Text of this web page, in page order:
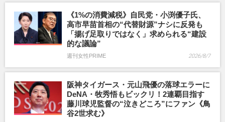
《1%の消費減税》自民党・小渕優子氏、
高市早苗首相の“代替財源”ナシに反発も
「揚げ足取りではなく」求められる“建設
的な議論”
週刊女性PRIME 2026/8/7
阪神タイガース・元山飛優の落球エラーに
DeNA・牧秀悟もビックリ！2連覇目指す
藤川球児監督の“泣きどころ”にファン《鳥
谷2世求む》